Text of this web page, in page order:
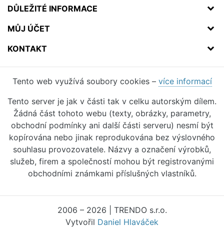
DŮLEŽITÉ INFORMACE
MŮJ ÚČET
KONTAKT
Tento web využívá soubory cookies – více informací
Tento server je jak v části tak v celku autorským dílem.
Žádná část tohoto webu (texty, obrázky, parametry,
obchodní podmínky ani další části serveru) nesmí být
kopírována nebo jinak reprodukována bez výslovného
souhlasu provozovatele. Názvy a označení výrobků,
služeb, firem a společností mohou být registrovanými
obchodními známkami příslušných vlastníků.
2006 – 2026 | TRENDO s.r.o.
Vytvořil Daniel Hlaváček